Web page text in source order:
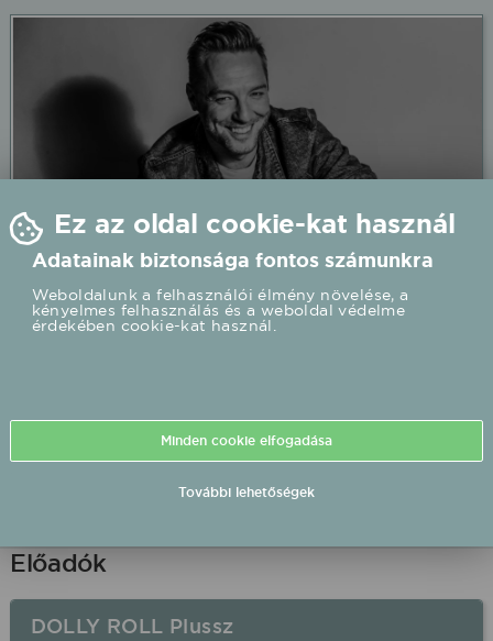
Részletek
Előadók
DOLLY ROLL Plussz
Ez az oldal cookie-kat használ
Adatainak biztonsága fontos számunkra
Weboldalunk a felhasználói élmény növelése, a
kényelmes felhasználás és a weboldal védelme
érdekében cookie-kat használ.
Minden cookie elfogadása
További lehetőségek